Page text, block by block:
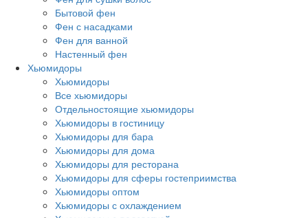
Бытовой фен
Фен с насадками
Фен для ванной
Настенный фен
Хьюмидоры
Хьюмидоры
Все хьюмидоры
Отдельностоящие хьюмидоры
Хьюмидоры в гостиницу
Хьюмидоры для бара
Хьюмидоры для дома
Хьюмидоры для ресторана
Хьюмидоры для сферы гостеприимства
Хьюмидоры оптом
Хьюмидоры с охлаждением